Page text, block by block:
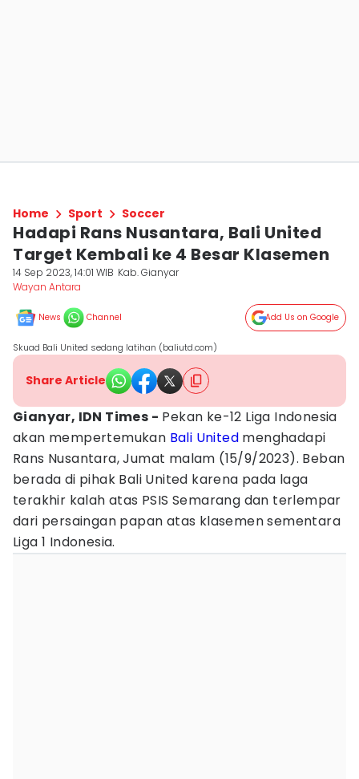
Home Sport Soccer
Hadapi Rans Nusantara, Bali United
Target Kembali ke 4 Besar Klasemen
14 Sep 2023, 14:01 WIB Kab. Gianyar
Wayan Antara
News Channel Add Us on Google
Skuad Bali United sedang latihan (baliutd.com)
Share Article
Gianyar, IDN Times - Pekan ke-12 Liga Indonesia
akan mempertemukan Bali United menghadapi
Rans Nusantara, Jumat malam (15/9/2023). Beban
berada di pihak Bali United karena pada laga
terakhir kalah atas PSIS Semarang dan terlempar
dari persaingan papan atas klasemen sementara
Liga 1 Indonesia.